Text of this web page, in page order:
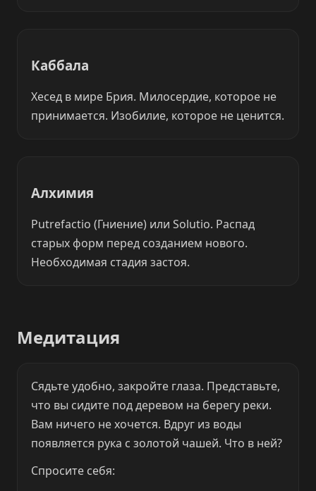
Каббала
Хесед в мире Брия. Милосердие, которое не
принимается. Изобилие, которое не ценится.
Алхимия
Putrefactio (Гниение) или Solutio. Распад
старых форм перед созданием нового.
Необходимая стадия застоя.
Медитация
Сядьте удобно, закройте глаза. Представьте,
что вы сидите под деревом на берегу реки.
Вам ничего не хочется. Вдруг из воды
появляется рука с золотой чашей. Что в ней?
Спросите себя: